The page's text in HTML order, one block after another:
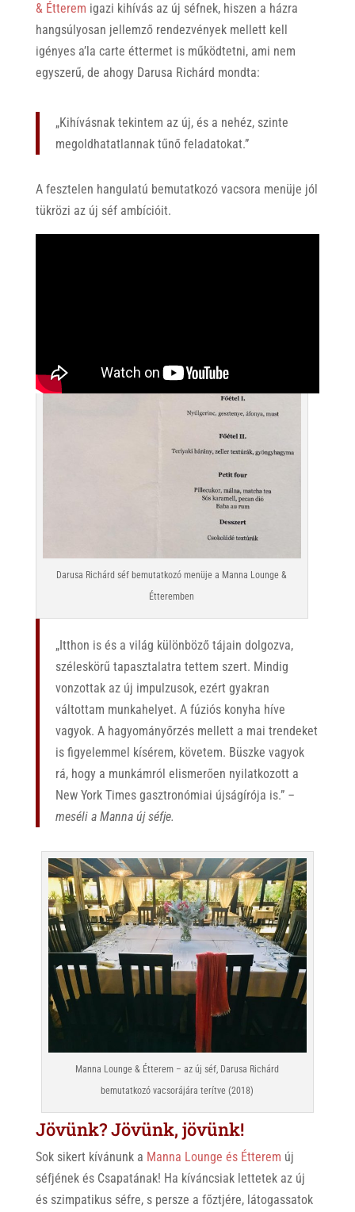
& Étterem igazi kihívás az új séfnek, hiszen a házra
hangsúlyosan jellemző rendezvények mellett kell
igényes a’la carte éttermet is működtetni, ami nem
egyszerű, de ahogy Darusa Richárd mondta:
„Kihívásnak tekintem az új, és a nehéz, szinte
megoldhatatlannak tűnő feladatokat.”
A fesztelen hangulatú bemutatkozó vacsora menüje jól
tükrözi az új séf ambícióit.
Darusa Richárd séf bemutatkozó menüje a Manna Lounge &
Étteremben
„Itthon is és a világ különböző tájain dolgozva,
széleskörű tapasztalatra tettem szert. Mindig
vonzottak az új impulzusok, ezért gyakran
váltottam munkahelyet. A fúziós konyha híve
vagyok. A hagyományőrzés mellett a mai trendeket
is figyelemmel kísérem, követem. Büszke vagyok
rá, hogy a munkámról elismerően nyilatkozott a
New York Times gasztronómiai újságírója is.” –
meséli a Manna új séfje.
Manna Lounge & Étterem – az új séf, Darusa Richárd
bemutatkozó vacsorájára terítve (2018)
Jövünk? Jövünk, jövünk!
Sok sikert kívánunk a Manna Lounge és Étterem új
séfjének és Csapatának! Ha kíváncsiak lettetek az új
és szimpatikus séfre, s persze a főztjére, látogassatok